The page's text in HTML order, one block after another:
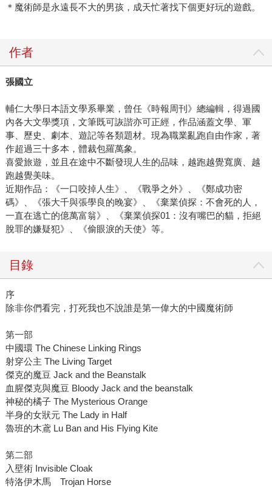
看牠悠游，純粹欣賞魔術的神奇，或者到後台找到燒飯的盲
作品：
＊魔術師是永遠長不大的男孩，成天忙著找下個更好玩的遊戲。
作者
張國立
輔仁大學日本語文學系畢業，曾任《時報周刊》總編輯，得過國
內各大文學獎項，文筆既可詼諧亦可正經，作品涵蓋文學、軍
事、歷史、劇本、遊記等各類題材。現為職業亂跑自由作家，著
作超過三十多本，體裁包羅萬象。
喜愛旅遊，並且在途中不斷發現人生的品味，越跑越覺寬廣、越
跑越覺美味。
近期作品：《一口咬掉人生》、《戰爭之外》、《鄭成功密
碼》、《張大千與張學良的晚宴》、《棄業偵探：不會死的人，
一直在逃亡的億萬富翁》、《棄業偵探01：沒有嘴巴的貓，拒絕
脫罪的嫌疑犯》、《偷眼淚的天使》等。
目錄
序
除非你們看完，打死我也不說誰是第一偉大的中國魔術師
第一部
中國環 The Chinese Linking Rings
射穿公主 The Living Target
傑克的魔豆 Jack and the Beanstalk
血腥傑克與魔豆 Bloody Jack and the beanstalk
神秘的橘子 The Mysterious Orange
半身的女狀元 The Lady in Half
魯班的木鳶 Lu Ban and His Flying Kite
第二部
入壁術 Invisible Cloak
特洛伊木馬 Trojan Horse